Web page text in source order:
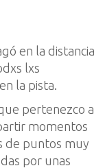
en la distancia
lxs
la pista.
pertenezco a
momentos
de puntos muy
por unas